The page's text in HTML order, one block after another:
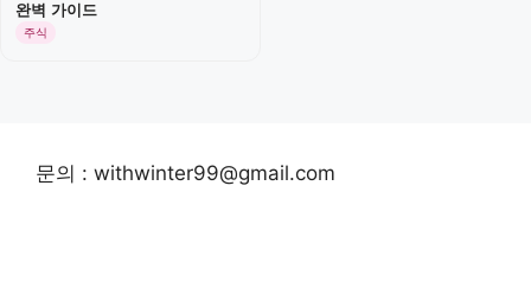
완벽 가이드
주식
문의 : withwinter99@gmail.com